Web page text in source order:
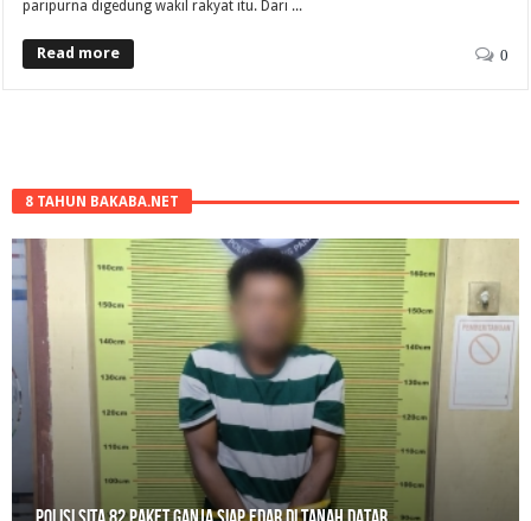
paripurna digedung wakil rakyat itu. Dari ...
Read more 0
8 TAHUN BAKABA.NET